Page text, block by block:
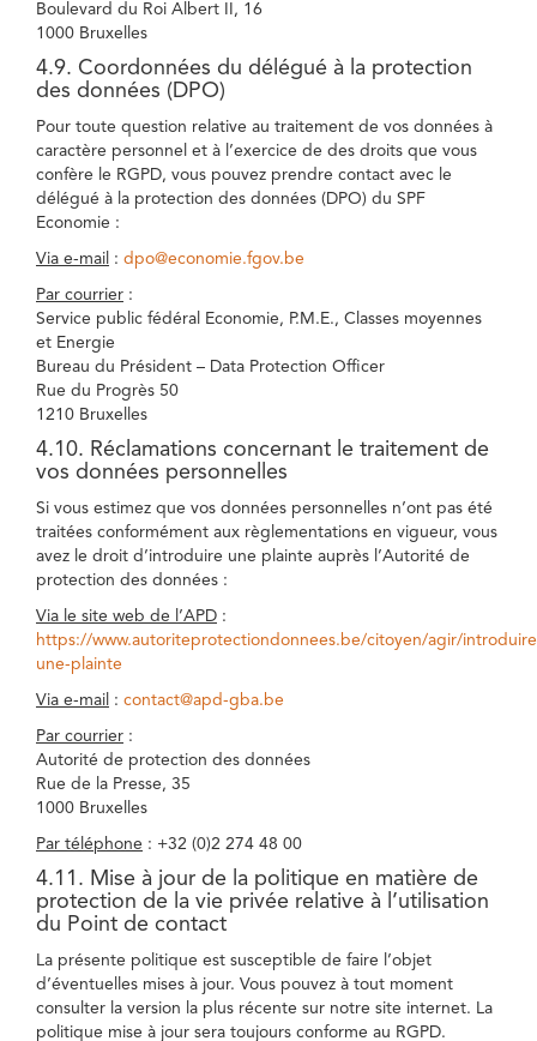
Boulevard du Roi Albert II, 16
1000 Bruxelles
4.9. Coordonnées du délégué à la protection
des données (DPO)
Pour toute question relative au traitement de vos données à
caractère personnel et à l’exercice de des droits que vous
confère le RGPD, vous pouvez prendre contact avec le
délégué à la protection des données (DPO) du SPF
Economie :
Via e-mail : dpo@economie.fgov.be
Par courrier :
Service public fédéral Economie, P.M.E., Classes moyennes
et Energie
Bureau du Président – Data Protection Officer
Rue du Progrès 50
1210 Bruxelles
4.10. Réclamations concernant le traitement de
vos données personnelles
Si vous estimez que vos données personnelles n’ont pas été
traitées conformément aux règlementations en vigueur, vous
avez le droit d’introduire une plainte auprès l’Autorité de
protection des données :
Via le site web de l’APD :
https://www.autoriteprotectiondonnees.be/citoyen/agir/
une-plainte
Via e-mail : contact@apd-gba.be
Par courrier :
Autorité de protection des données
Rue de la Presse, 35
1000 Bruxelles
Par téléphone : +32 (0)2 274 48 00
4.11. Mise à jour de la politique en matière de
protection de la vie privée relative à l’utilisation
du Point de contact
La présente politique est susceptible de faire l’objet
d’éventuelles mises à jour. Vous pouvez à tout moment
consulter la version la plus récente sur notre site internet. La
politique mise à jour sera toujours conforme au RGPD.